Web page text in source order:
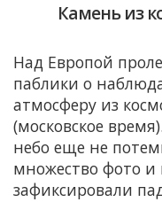
Камень из
Над Европой
паблики о
атмосферу из
(московское
небо еще не
множество фото и
зафиксировали